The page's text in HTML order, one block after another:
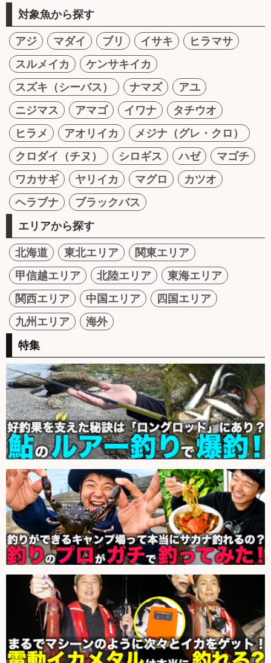
対象魚から探す
アジ マダイ ブリ イサキ
ヒラマサ
スルメイカ
ケンサキイカ
スズキ（シーバス）
ナマズ
アユ
ニジマス
アマゴ イワナ
タチウオ
ヒラメ
アオリイカ
メジナ（グレ・クロ）
クロダイ（チヌ）
シロギス ハゼ
マゴチ
ワカサギ
ヤリイカ マグロ
カツオ
ヘラブナ
ブラックバス
エリアから探す
北海道 東北エリア
関東エリア
甲信越エリア
北陸エリア
東海エリア
関西エリア
中国エリア
四国エリア
九州エリア
海外
特集